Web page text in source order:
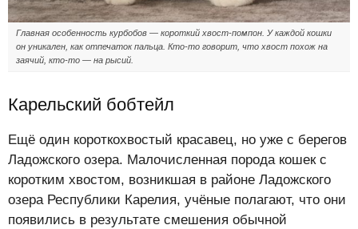
Главная особенность курбобов — короткий хвост-помпон. У каждой кошки
он уникален, как отпечаток пальца. Кто-то говорит, что хвост похож на
заячий, кто-то — на рысий.
Карельский бобтейл
Ещё один короткохвостый красавец, но уже с берегов
Ладожского озера. Малочисленная порода кошек с
коротким хвостом, возникшая в районе Ладожского
озера Республики Карелия, учёные полагают, что они
появились в результате смешения обычной